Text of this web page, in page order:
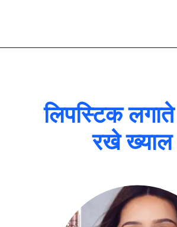
लिपस्टिक
रखे ख्याल